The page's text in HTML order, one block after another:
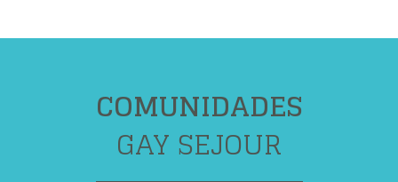
COMUNIDADES
GAY SEJOUR